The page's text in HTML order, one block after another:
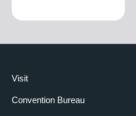
Visit
Convention Bureau